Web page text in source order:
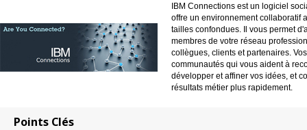
IBM Connections est un logiciel
offre un environnement collaboratif
tailles confondues. Il vous permet
membres de votre réseau
collègues, clients et partenaires.
communautés qui vous aident à
développer et affiner vos idées, et
résultats métier plus rapidement.
Points Clés